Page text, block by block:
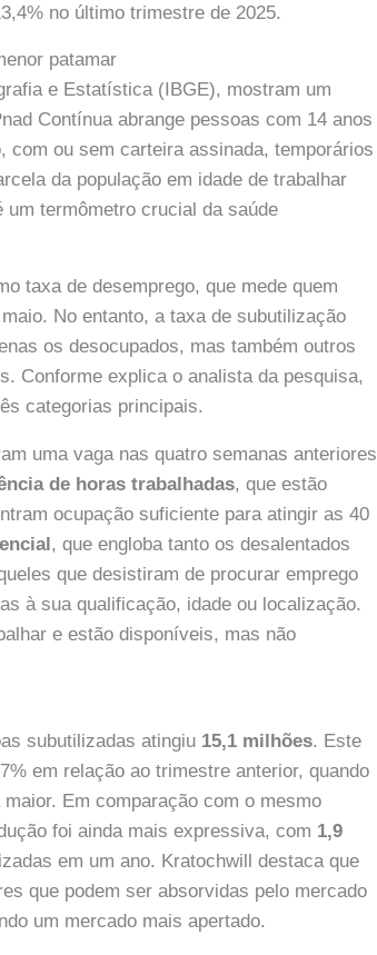
no último trimestre de 2025.
patamar
e Estatística (IBGE), mostram um
Contínua abrange pessoas com 14 anos
com ou sem carteira assinada, temporários
da população em idade de trabalhar
termômetro crucial da saúde
taxa de desemprego, que mede quem
No entanto, a taxa de subutilização
os desocupados, mas também outros
Conforme explica o analista da pesquisa,
categorias principais.
uma vaga nas quatro semanas anteriores
de horas trabalhadas, que estão
ocupação suficiente para atingir as 40
, que engloba tanto os desalentados
que desistiram de procurar emprego
à sua qualificação, idade ou localização.
e estão disponíveis, mas não
subutilizadas atingiu 15,1 milhões. Este
em relação ao trimestre anterior, quando
Em comparação com o mesmo
foi ainda mais expressiva, com 1,9
em um ano. Kratochwill destaca que
que podem ser absorvidas pelo mercado
um mercado mais apertado.